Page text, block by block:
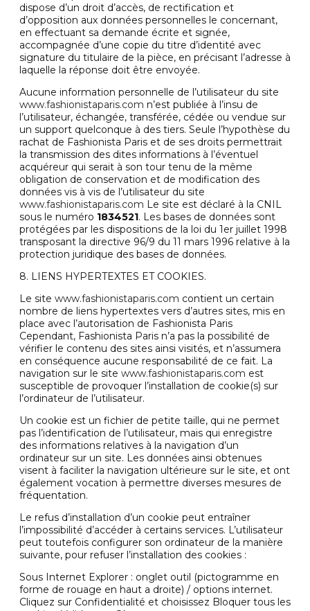
dispose d’un droit d’accès, de rectification et
d’opposition aux données personnelles le concernant,
en effectuant sa demande écrite et signée,
accompagnée d’une copie du titre d’identité avec
signature du titulaire de la pièce, en précisant l’adresse à
laquelle la réponse doit être envoyée.
Aucune information personnelle de l’utilisateur du site
www.fashionistaparis.com n’est publiée à l’insu de
l’utilisateur, échangée, transférée, cédée ou vendue sur
un support quelconque à des tiers. Seule l’hypothèse du
rachat de Fashionista Paris et de ses droits permettrait
la transmission des dites informations à l’éventuel
acquéreur qui serait à son tour tenu de la même
obligation de conservation et de modification des
données vis à vis de l’utilisateur du site
www.fashionistaparis.com Le site est déclaré à la CNIL
sous le numéro 1834521. Les bases de données sont
protégées par les dispositions de la loi du 1er juillet 1998
transposant la directive 96/9 du 11 mars 1996 relative à la
protection juridique des bases de données.
8. LIENS HYPERTEXTES ET COOKIES.
Le site www.fashionistaparis.com contient un certain
nombre de liens hypertextes vers d’autres sites, mis en
place avec l’autorisation de Fashionista Paris
Cependant, Fashionista Paris n’a pas la possibilité de
vérifier le contenu des sites ainsi visités, et n’assumera
en conséquence aucune responsabilité de ce fait. La
navigation sur le site www.fashionistaparis.com est
susceptible de provoquer l’installation de cookie(s) sur
l’ordinateur de l’utilisateur.
Un cookie est un fichier de petite taille, qui ne permet
pas l’identification de l’utilisateur, mais qui enregistre
des informations relatives à la navigation d’un
ordinateur sur un site. Les données ainsi obtenues
visent à faciliter la navigation ultérieure sur le site, et ont
également vocation à permettre diverses mesures de
fréquentation.
Le refus d’installation d’un cookie peut entraîner
l’impossibilité d’accéder à certains services. L’utilisateur
peut toutefois configurer son ordinateur de la manière
suivante, pour refuser l’installation des cookies :
Sous Internet Explorer : onglet outil (pictogramme en
forme de rouage en haut a droite) / options internet.
Cliquez sur Confidentialité et choisissez Bloquer tous les